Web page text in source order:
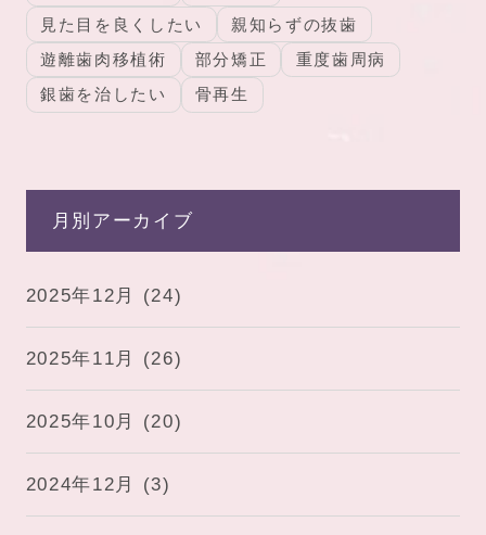
見た目を良くしたい
親知らずの抜歯
遊離歯肉移植術
部分矯正
重度歯周病
銀歯を治したい
骨再生
月別アーカイブ
2025年12月 (24)
2025年11月 (26)
2025年10月 (20)
2024年12月 (3)